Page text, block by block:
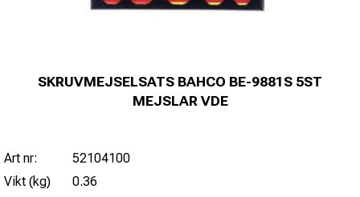
SKRUVMEJSELSATS BAHCO BE-9881S 5ST
MEJSLAR VDE
Art nr:
52104100
Vikt (kg)
0.36